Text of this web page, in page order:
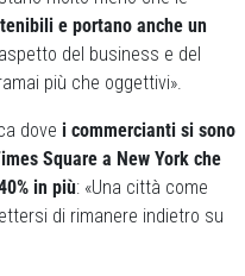
e portano anche un
del business e del
più che oggettivi».
dove i commercianti si sono
Square a New York che
in più: «Una città come
di rimanere indietro su